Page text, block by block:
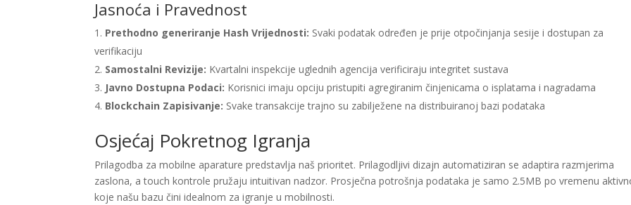
Jasnoća i Pravednost
Prethodno generiranje Hash Vrijednosti: Svaki podatak određen je prije otpočinjanja sesije i dostupan za
verifikaciju
Samostalni Revizije: Kvartalni inspekcije uglednih agencija verificiraju integritet sustava
Javno Dostupna Podaci: Korisnici imaju opciju pristupiti agregiranim činjenicama o isplatama i nagradama
Blockchain Zapisivanje: Svake transakcije trajno su zabilježene na distribuiranoj bazi podataka
Osjećaj Pokretnog Igranja
Prilagodba za mobilne aparature predstavlja naš prioritet. Prilagodljivi dizajn automatiziran se adaptira razmjerima
zaslona, a touch kontrole pružaju intuitivan nadzor. Prosječna potrošnja podataka je samo 2.5MB po vremenu
koje našu bazu čini idealnom za igranje u mobilnosti.